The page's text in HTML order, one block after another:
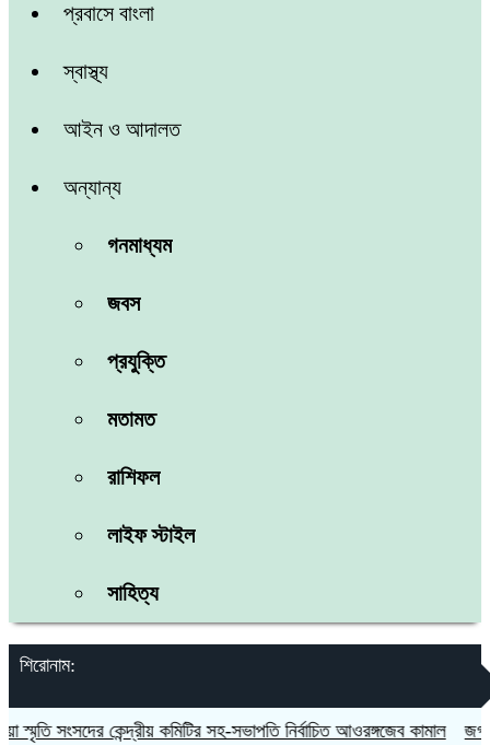
প্রবাসে বাংলা
স্বাস্থ্য
আইন ও আদালত
অন্যান্য
গনমাধ্যম
জবস
প্রযুক্তি
মতামত
রাশিফল
লাইফ স্টাইল
সাহিত্য
শিরোনাম:
সংসদের কেন্দ্রীয় কমিটির সহ-সভাপতি নির্বাচিত আওরঙ্গজেব কামাল